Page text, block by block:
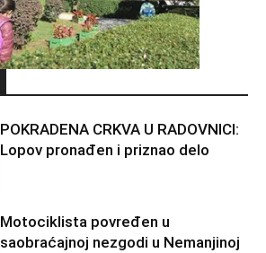
POKRADENA CRKVA U RADOVNICI:
Lopov pronađen i priznao delo
Motociklista povređen u
saobraćajnoj nezgodi u Nemanjinoj